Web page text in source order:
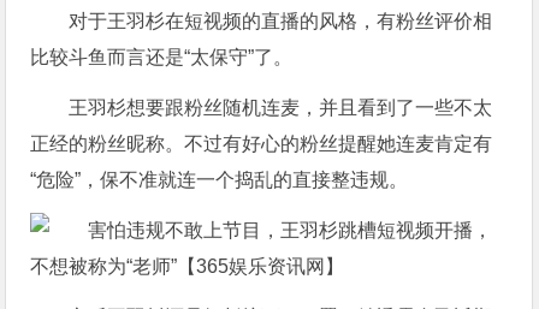
对于王羽杉在短视频的直播的风格，有粉丝评价相
比较斗鱼而言还是“太保守”了。
王羽杉想要跟粉丝随机连麦，并且看到了一些不太
正经的粉丝昵称。不过有好心的粉丝提醒她连麦肯定有
“危险”，保不准就连一个捣乱的直接整违规。